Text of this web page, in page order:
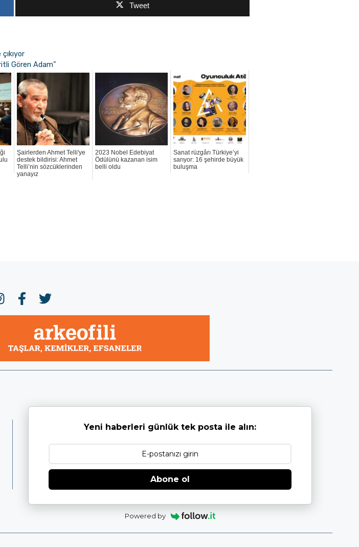
Tweet
Gören Adam”
Şairlerden Ahmet Telli'ye
destek bildirisi: Ahmet
Telli’nin sözcüklerinden
yanayız
2023 Nobel Edebiyat
Ödülünü kazanan isim
belli oldu
Sanat rüzgârı Türkiye’yi
sarıyor: 16 şehirde büyük
buluşma
Yeni haberleri günlük tek posta ile alın:
Abone ol
Powered by